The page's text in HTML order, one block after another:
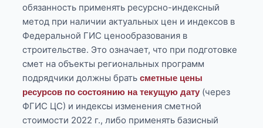
обязанность применять ресурсно-индексный
метод при наличии актуальных цен и индексов в
Федеральной ГИС ценообразования в
строительстве. Это означает, что при подготовке
смет на объекты региональных программ
подрядчики должны братьсметные цены
ресурсов по состоянию на текущую дату (через
ФГИС ЦС) и индексы изменения сметной
стоимости 2022 г., либо применять базисный